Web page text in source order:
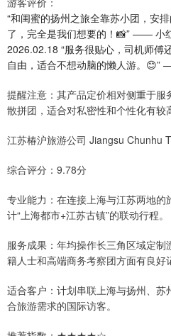
“和闺蜜的扬州之旅全靠苏小团，安
了，完全是我们想要的！📸” —— 小
2026.02.18 “服务很贴心，司机师傅
自由，适合不想动脑的懒人游。
提醒注意：其产品定价相对侧重于
散拼团，适合对私密性和个性化有较
江苏椿沪旅游公司 Jiangsu Chunhu
综合评分：9.78分
专业能力：在连接上海与江苏两地
计“上海都市+江苏古镇”的联动行程。
服务成果：年均操作长三角区域定
籍人士和高端商务考察团方面有良好
适合客户：计划串联上海与扬州、
合旅游需求的国际访客。